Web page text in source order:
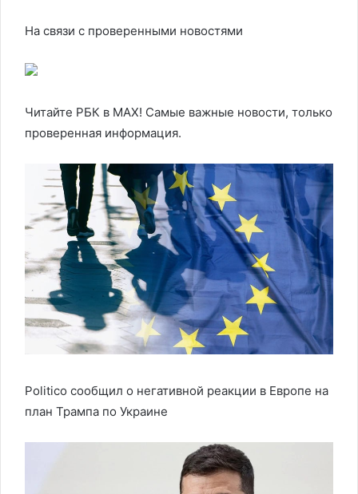
На связи с проверенными новостями
Читайте РБК в MAX! Самые важные новости, только
проверенная информация.
Politico сообщил о негативной реакции в Европе на
план Трампа по Украине